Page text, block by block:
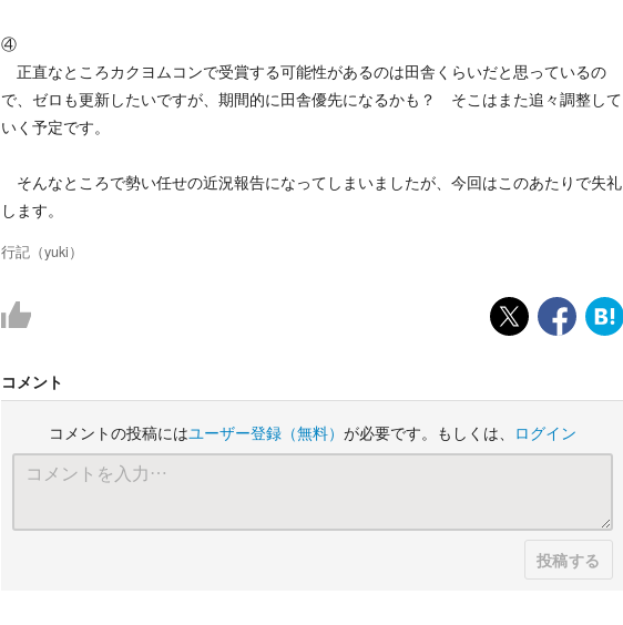
④
正直なところカクヨムコンで受賞する可能性があるのは田舎くらいだと思っているの
で、ゼロも更新したいですが、期間的に田舎優先になるかも？ そこはまた追々調整して
いく予定です。
そんなところで勢い任せの近況報告になってしまいましたが、今回はこのあたりで失礼
します。
行記（yuki）
コメント
コメントの投稿にはユーザー登録（無料） が必要です。もしくは、 ログイン
投稿する